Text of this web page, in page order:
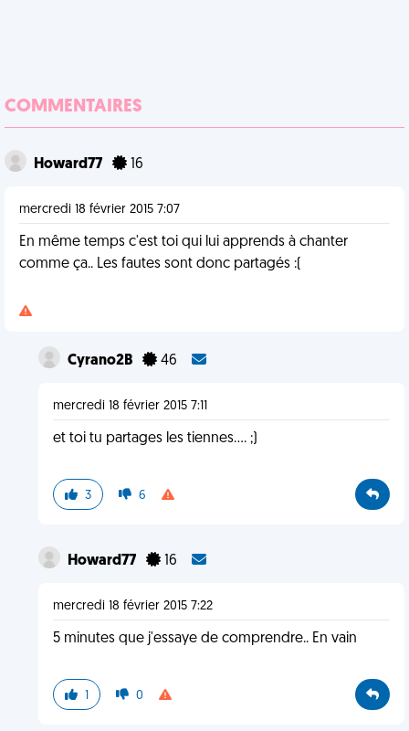
COMMENTAIRES
Howard77 16
mercredi 18 février 2015 7:07
En même temps c'est toi qui lui apprends à chanter
comme ça.. Les fautes sont donc partagés :(
Cyrano2B 46
mercredi 18 février 2015 7:11
et toi tu partages les tiennes.... ;)
3 6
Howard77 16
mercredi 18 février 2015 7:22
5 minutes que j'essaye de comprendre.. En vain
1 0